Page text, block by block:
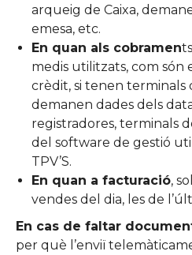
arqueig de Caixa,
emesa, etc.
En quan als cobramen
medis utilitzats, com són
crèdit, si tenen terminals
demanen dades dels
registradores, terminals
del software de gestió
TPV’S.
En quan a facturació,
vendes del dia, les de
En cas de faltar
per què l’enviï